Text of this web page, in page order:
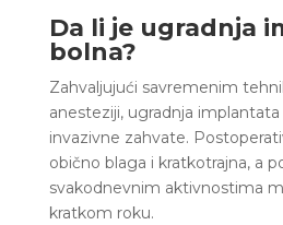
Da li je ugradnja
bolna?
Zahvaljujući savremenim
anesteziji, ugradnja
invazivne zahvate.
obično blaga i kratkotrajna, a
svakodnevnim aktivnostima
kratkom roku.